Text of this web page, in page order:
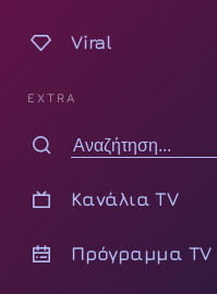
Viral
EXTRA
Κανάλια TV
Πρόγραμμα TV